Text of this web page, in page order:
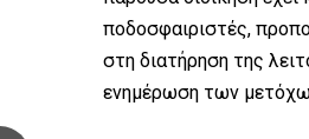
ποδοσφαιριστές,
στη διατήρηση της
ενημέρωση των